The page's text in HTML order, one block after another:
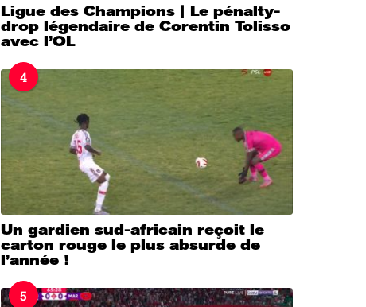
Ligue des Champions | Le pénalty-
drop légendaire de Corentin Tolisso
avec l’OL
4
Un gardien sud-africain reçoit le
carton rouge le plus absurde de
l’année !
5